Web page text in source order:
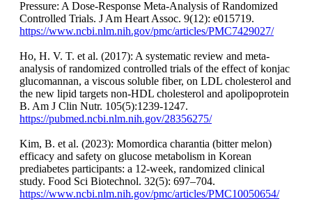
Pressure: A Dose‐Response Meta‐Analysis of Randomized
Controlled Trials. J Am Heart Assoc. 9(12): e015719.
https://www.ncbi.nlm.nih.gov/pmc/articles/PMC7429027/
Ho, H. V. T. et al. (2017): A systematic review and meta-
analysis of randomized controlled trials of the effect of konjac
glucomannan, a viscous soluble fiber, on LDL cholesterol and
the new lipid targets non-HDL cholesterol and apolipoprotein
B. Am J Clin Nutr. 105(5):1239-1247.
https://pubmed.ncbi.nlm.nih.gov/28356275/
Kim, B. et al. (2023): Momordica charantia (bitter melon)
efficacy and safety on glucose metabolism in Korean
prediabetes participants: a 12-week, randomized clinical
study. Food Sci Biotechnol. 32(5): 697–704.
https://www.ncbi.nlm.nih.gov/pmc/articles/PMC10050654/